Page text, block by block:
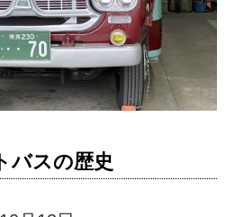
バスの歴史